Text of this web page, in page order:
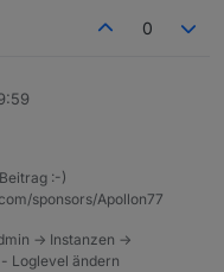
0
:-)
sponsors/Apollon77
-> Instanzen ->
Loglevel ändern